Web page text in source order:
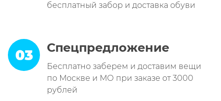
бесплатный забор и доставка обуви
Спецпредложение
Бесплатно заберем и доставим вещи
по Москве и МО при заказе от 3000
рублей